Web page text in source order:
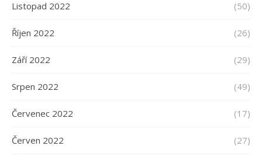
Listopad 2022 (50)
Říjen 2022 (26)
Září 2022 (29)
Srpen 2022 (49)
Červenec 2022 (17)
Červen 2022 (27)